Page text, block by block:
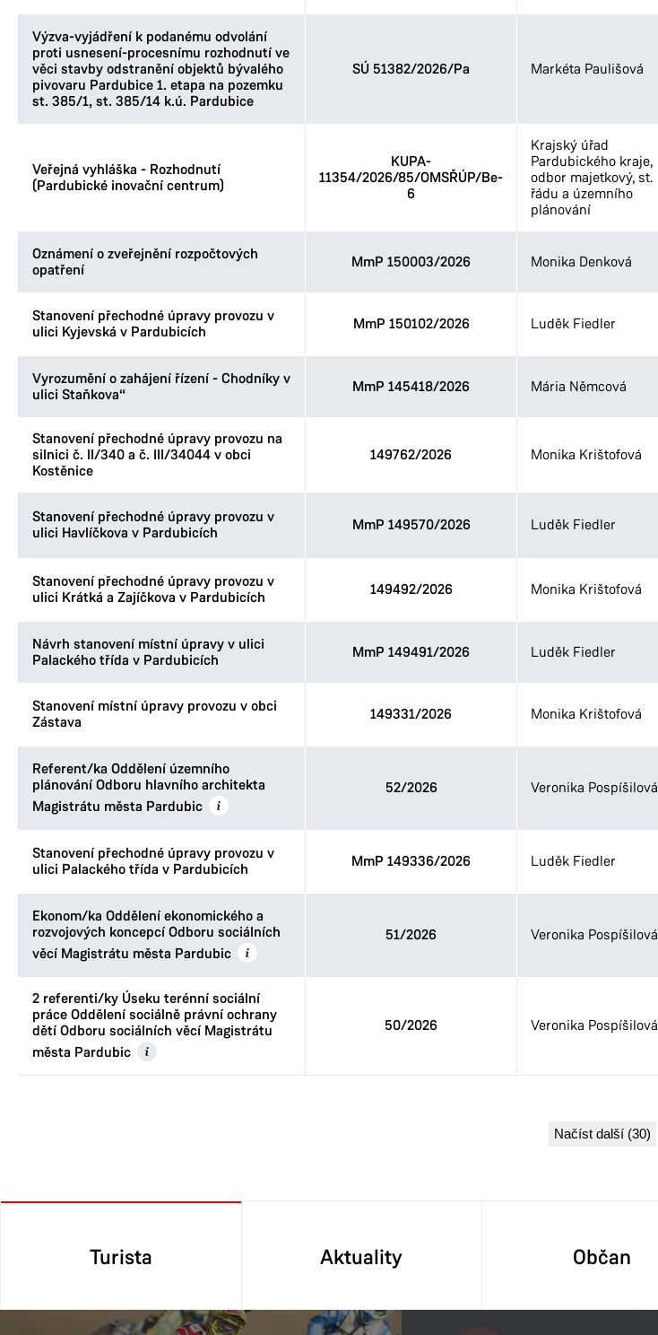
Výzva-vyjádření k podanému odvolání
proti usnesení-procesnímu rozhodnutí ve
věci stavby odstranění objektů bývalého
pivovaru Pardubice 1. etapa na pozemku
st. 385/1, st. 385/14 k.ú. Pardubice
SÚ 51382/2026/Pa Markéta Paulišová
Veřejná vyhláška - Rozhodnutí
(Pardubické inovační centrum)
KUPA-
11354/2026/85/OMSŘÚP/Be-
6
Krajský úřad
Pardubického kraje,
odbor majetkový, st.
řádu a územního
plánování
Oznámení o zveřejnění rozpočtových
opatření
MmP 150003/2026 Monika Denková
Stanovení přechodné úpravy provozu v
ulici Kyjevská v Pardubicích
MmP 150102/2026 Luděk Fiedler
Vyrozumění o zahájení řízení - Chodníky v
ulici Staňkova“
MmP 145418/2026 Mária Němcová
Stanovení přechodné úpravy provozu na
silnici č. II/340 a č. III/34044 v obci
Kostěnice
149762/2026 Monika Krištofová
Stanovení přechodné úpravy provozu v
ulici Havlíčkova v Pardubicích
MmP 149570/2026 Luděk Fiedler
Stanovení přechodné úpravy provozu v
ulici Krátká a Zajíčkova v Pardubicích
149492/2026 Monika Krištofová
Návrh stanovení místní úpravy v ulici
Palackého třída v Pardubicích
MmP 149491/2026 Luděk Fiedler
Stanovení místní úpravy provozu v obci
Zástava
149331/2026 Monika Krištofová
Referent/ka Oddělení územního
plánování Odboru hlavního architekta
Magistrátu města Pardubic
52/2026 Veronika Pospíšilová
Stanovení přechodné úpravy provozu v
ulici Palackého třída v Pardubicích
MmP 149336/2026 Luděk Fiedler
Ekonom/ka Oddělení ekonomického a
rozvojových koncepcí Odboru sociálních
věcí Magistrátu města Pardubic
51/2026 Veronika Pospíšilová
2 referenti/ky Úseku terénní sociální
práce Oddělení sociálně právní ochrany
dětí Odboru sociálních věcí Magistrátu
města Pardubic
50/2026 Veronika Pospíšilová
Načíst další (30)
Turista Aktuality Občan